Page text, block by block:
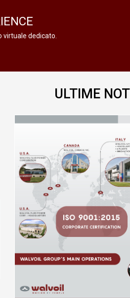
virtuale dedicato.
ULTIME